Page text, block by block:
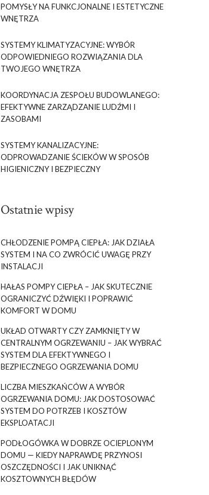
POMYSŁY NA FUNKCJONALNE I ESTETYCZNE
WNĘTRZA
SYSTEMY KLIMATYZACYJNE: WYBÓR
ODPOWIEDNIEGO ROZWIĄZANIA DLA
TWOJEGO WNĘTRZA
KOORDYNACJA ZESPOŁU BUDOWLANEGO:
EFEKTYWNE ZARZĄDZANIE LUDŹMI I
ZASOBAMI
SYSTEMY KANALIZACYJNE:
ODPROWADZANIE ŚCIEKÓW W SPOSÓB
HIGIENICZNY I BEZPIECZNY
Ostatnie wpisy
CHŁODZENIE POMPĄ CIEPŁA: JAK DZIAŁA
SYSTEM I NA CO ZWRÓCIĆ UWAGĘ PRZY
INSTALACJI
HAŁAS POMPY CIEPŁA – JAK SKUTECZNIE
OGRANICZYĆ DŹWIĘKI I POPRAWIĆ
KOMFORT W DOMU
UKŁAD OTWARTY CZY ZAMKNIĘTY W
CENTRALNYM OGRZEWANIU – JAK WYBRAĆ
SYSTEM DLA EFEKTYWNEGO I
BEZPIECZNEGO OGRZEWANIA DOMU
LICZBA MIESZKAŃCÓW A WYBÓR
OGRZEWANIA DOMU: JAK DOSTOSOWAĆ
SYSTEM DO POTRZEB I KOSZTÓW
EKSPLOATACJI
PODŁOGÓWKA W DOBRZE OCIEPLONYM
DOMU — KIEDY NAPRAWDĘ PRZYNOSI
OSZCZĘDNOŚCI I JAK UNIKNĄĆ
KOSZTOWNYCH BŁĘDÓW